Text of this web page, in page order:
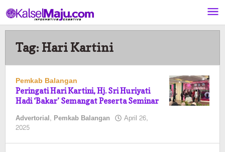
ke
konten
Tag: Hari Kartini
Pemkab Balangan
Peringati Hari Kartini, Hj. Sri Huriyati
Hadi ‘Bakar’ Semangat Peserta Seminar
Advertorial, Pemkab Balangan April 26,
2025